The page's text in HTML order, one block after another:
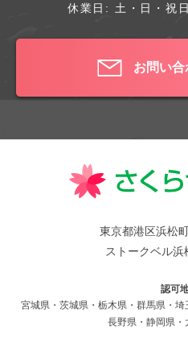
休業日: 土・日・祝
お問い合
東京都港区浜松
ストークベル浜
認可
宮城県・茨城県・栃木県・群馬県・
長野県・静岡県・